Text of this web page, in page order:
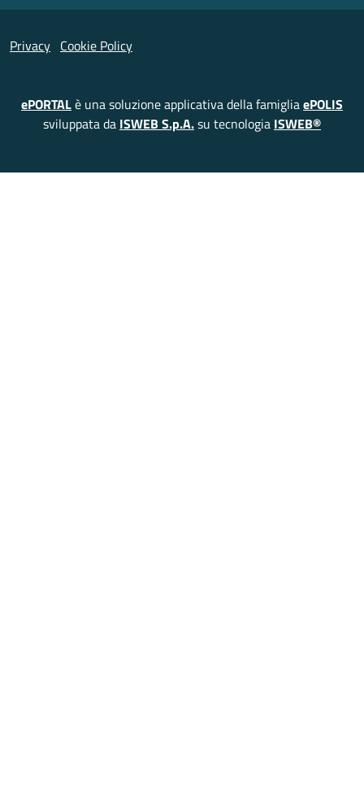
Privacy Cookie Policy
ePORTALè una soluzione applicativa della famigliaePOLIS
sviluppata da ISWEB S.p.A.su tecnologia ISWEB®